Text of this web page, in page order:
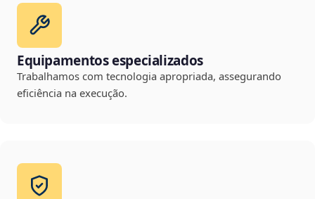
Equipamentos especializados
Trabalhamos com tecnologia apropriada, assegurando
eficiência na execução.